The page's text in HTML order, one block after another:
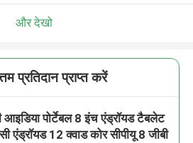
और देखो
प्रतिदान प्राप्त करें
आइडिया पोर्टेबल 8 इंच एंड्रॉयड टैबलेट
एंड्रॉयड 12 क्वाड कोर सीपीयू 8 जीबी